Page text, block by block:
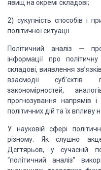
явищ на окремі складові;
2) сукупність способів і
політичної ситуації.
Політичний аналіз —
інформації про
складові, виявлення
взаємодії суб’єктів
закономірностей,
прогнозування напрямів і
політичних дій та їх впливу
У науковій сфері
різному. Як слушно
Дєгтярьов, у сучасній
“політичний аналіз”